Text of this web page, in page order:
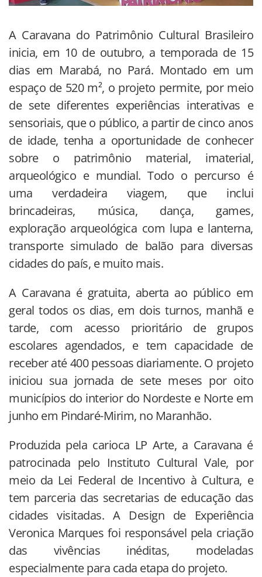
A Caravana do Patrimônio Cultural Brasileiro
inicia, em 10 de outubro, a temporada de 15
dias em Marabá, no Pará. Montado em um
espaço de 520 m², o projeto permite, por meio
de sete diferentes experiências interativas e
sensoriais, que o público, a partir de cinco anos
de idade, tenha a oportunidade de conhecer
sobre o patrimônio material, imaterial,
arqueológico e mundial. Todo o percurso é
uma verdadeira viagem, que inclui
brincadeiras, música, dança, games,
exploração arqueológica com lupa e lanterna,
transporte simulado de balão para diversas
cidades do país, e muito mais.
A Caravana é gratuita, aberta ao público em
geral todos os dias, em dois turnos, manhã e
tarde, com acesso prioritário de grupos
escolares agendados, e tem capacidade de
receber até 400 pessoas diariamente. O projeto
iniciou sua jornada de sete meses por oito
municípios do interior do Nordeste e Norte em
junho em Pindaré-Mirim, no Maranhão.
Produzida pela carioca LP Arte, a Caravana é
patrocinada pelo Instituto Cultural Vale, por
meio da Lei Federal de Incentivo à Cultura, e
tem parceria das secretarias de educação das
cidades visitadas. A Design de Experiência
Veronica Marques foi responsável pela criação
das vivências inéditas, modeladas
especialmente para cada etapa do projeto.